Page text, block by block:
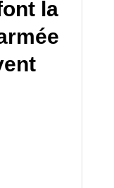
la